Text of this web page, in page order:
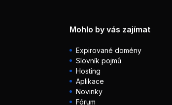
Mohlo by vás zajímat
Expirované domény
Slovník pojmů
Hosting
Aplikace
Novinky
Fórum